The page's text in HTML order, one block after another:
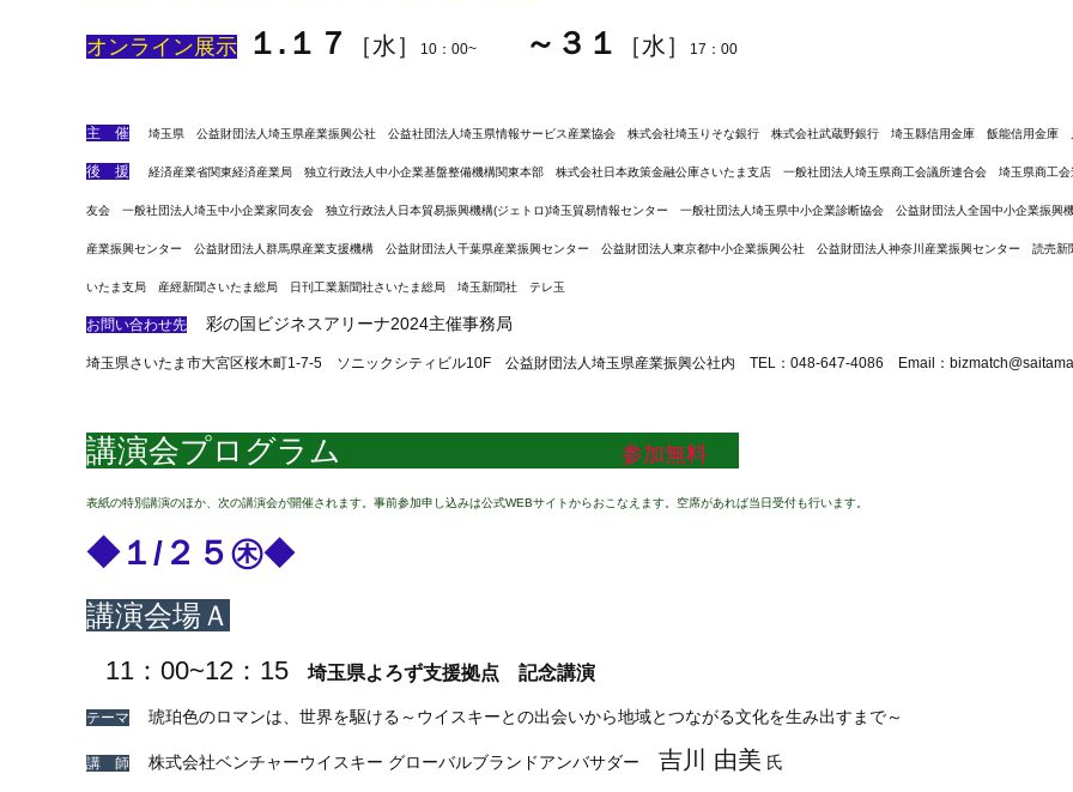
オンライン展示 １.１７ ［水］ 10：00~ ～３１ ［水］ 17：00
主 催 埼玉県 公益財団法人埼玉県産業振興公社 公益社団法人埼玉県情報サービス産業協会 株式会社埼玉りそな銀行 株式会社武蔵野銀行 埼玉縣信用金庫 飯能信用金
後 援 経済産業省関東経済産業局 独立行政法人中小企業基盤整備機構関東本部 株式会社日本政策金融公庫さいたま支店 一般社団法人埼玉県商工会議所連合会 埼玉県商
友会 一般社団法人埼玉中小企業家同友会 独立行政法人日本貿易振興機構(ジェトロ)埼玉貿易情報センター 一般社団法人埼玉県中小企業診断協会 公益財団法人全国中小企業振
産業振興センター 公益財団法人群馬県産業支援機構 公益財団法人千葉県産業振興センター 公益財団法人東京都中小企業振興公社 公益財団法人神奈川産業振興センター 読売
いたま支局 産經新聞さいたま総局 日刊工業新聞社さいたま総局 埼玉新聞社 テレ玉
お問い合わせ先 彩の国ビジネスアリーナ2024主催事務局
埼玉県さいたま市大宮区桜木町1-7-5 ソニックシティビル10F 公益財団法人埼玉県産業振興公社内 TEL：048-647-4086 Email：
講演会プログラム 参加無料
表紙の特別講演のほか、次の講演会が開催されます。事前参加申し込みは公式WEBサイトからおこなえます。空席があれば当日受付も行います。
◆１/２５㊍◆
講演会場Ａ
11：00~12：15 埼玉県よろず支援拠点 記念講演
テーマ 琥珀色のロマンは、世界を駆ける～ウイスキーとの出会いから地域とつながる文化を生み出すまで～
講 師 株式会社ベンチャーウイスキー グローバルブランドアンバサダー 吉川 由美 氏